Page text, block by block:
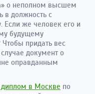
о неполном высшем
в должность с
Если же человек его и
будущему
придать вес
документ о
оправданным
диплом в Москве по